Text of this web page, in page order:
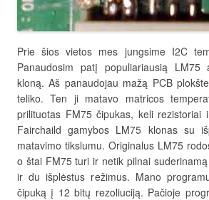
Prie šios vietos mes jungsime I2C
Panaudosim patį populiariausią
kloną. Aš panaudojau mažą PCB
teliko. Ten ji matavo matricos
prilituotas FM75 čipukas, keli rezistoriai
Fairchaild gamybos LM75 klonas su
matavimo tikslumu. Originalus LM75
o štai FM75 turi ir netik pilnai
ir du išplėstus režimus. Mano
čipuką į 12 bitų rezoliuciją. Pačioje